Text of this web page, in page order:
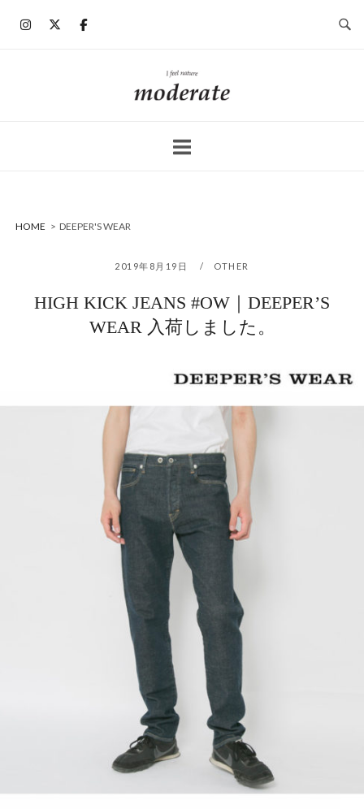
ホ
ー
HOME > DEEPER'S WEAR
2019年8月19日 OTHER
HIGH KICK JEANS #OW｜DEEPER’S
WEAR 入荷しました。